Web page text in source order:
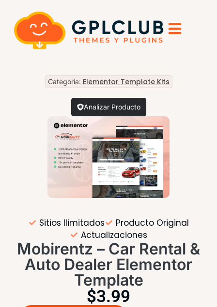
Categoría: Elementor Template Kits
Analizar Producto
Sitios Ilimitados
Producto Original
Actualizaciones
Mobirentz – Car Rental &
Auto Dealer Elementor
Template
$3.99